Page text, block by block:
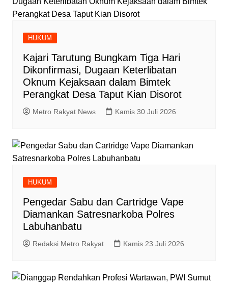
HUKUM
Kajari Tarutung Bungkam Tiga Hari
Dikonfirmasi, Dugaan Keterlibatan
Oknum Kejaksaan dalam Bimtek
Perangkat Desa Taput Kian Disorot
Metro Rakyat News Kamis 30 Juli 2026
HUKUM
Pengedar Sabu dan Cartridge Vape
Diamankan Satresnarkoba Polres
Labuhanbatu
Redaksi Metro Rakyat Kamis 23 Juli 2026